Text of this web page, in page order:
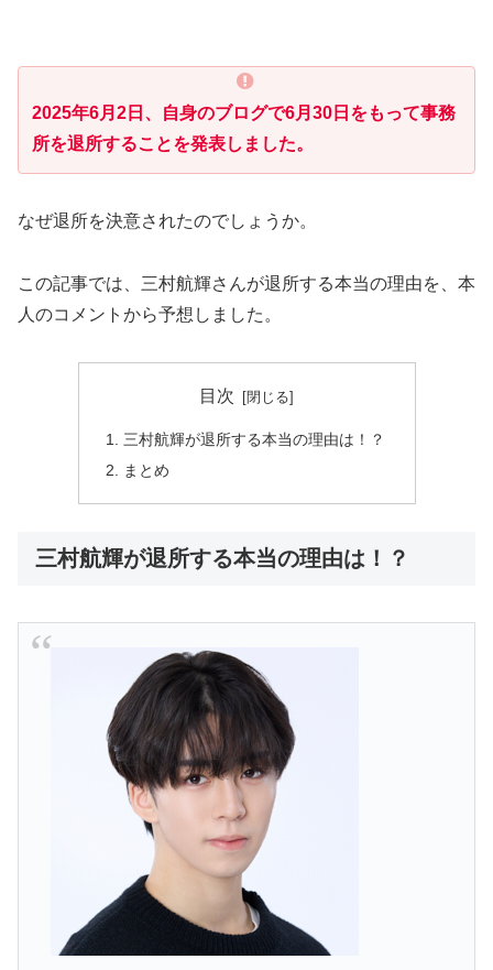
2025年6月2日、自身のブログで6月30日をもって事務
所を退所することを発表しました。
なぜ退所を決意されたのでしょうか。
この記事では、三村航輝さんが退所する本当の理由を、本
人のコメントから予想しました。
目次
三村航輝が退所する本当の理由は！？
まとめ
三村航輝が退所する本当の理由は！？